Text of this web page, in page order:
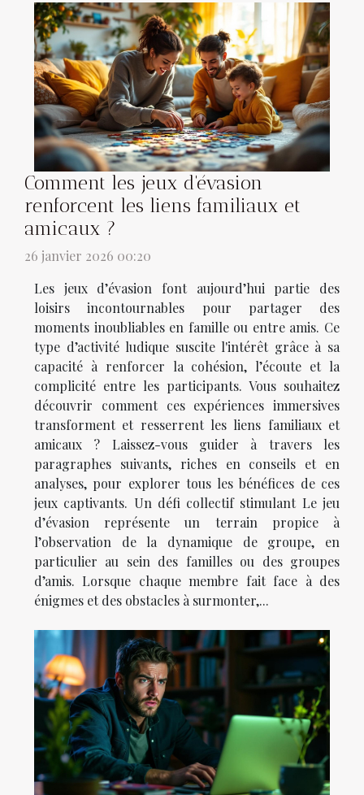
Comment les jeux d'évasion
renforcent les liens familiaux et
amicaux ?
26 janvier 2026 00:20
Les jeux d’évasion font aujourd’hui partie des
loisirs incontournables pour partager des
moments inoubliables en famille ou entre amis. Ce
type d’activité ludique suscite l'intérêt grâce à sa
capacité à renforcer la cohésion, l’écoute et la
complicité entre les participants. Vous souhaitez
découvrir comment ces expériences immersives
transforment et resserrent les liens familiaux et
amicaux ? Laissez-vous guider à travers les
paragraphes suivants, riches en conseils et en
analyses, pour explorer tous les bénéfices de ces
jeux captivants. Un défi collectif stimulant Le jeu
d’évasion représente un terrain propice à
l’observation de la dynamique de groupe, en
particulier au sein des familles ou des groupes
d’amis. Lorsque chaque membre fait face à des
énigmes et des obstacles à surmonter,...